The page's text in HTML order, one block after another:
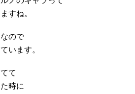
すね。
ので
います。
て
時に